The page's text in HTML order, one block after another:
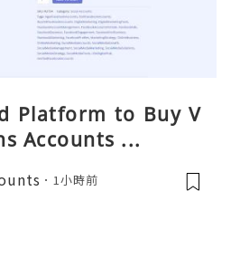
Platform to Buy V
Accounts ...
1小時前